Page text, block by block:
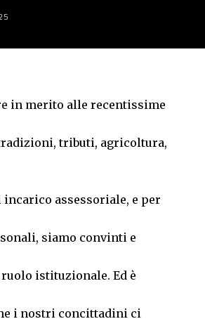
in merito alle recentissime
tributi, agricoltura,
assessoriale, e per
siamo convinti e
istituzionale. Ed è
i nostri concittadini ci